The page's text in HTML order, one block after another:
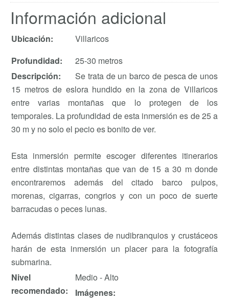
Información adicional
Ubicación:
Villaricos
Profundidad:
25-30 metros
Descripción:
Se trata de un barco de pesca de unos
15 metros de eslora hundido en la zona de Villaricos
entre varias montañas que lo protegen de los
temporales. La profundidad de esta inmersión es de 25 a
30 m y no solo el pecio es bonito de ver.
Esta inmersión permite escoger diferentes itinerarios
entre distintas montañas que van de 15 a 30 m donde
encontraremos además del citado barco pulpos,
morenas, cigarras, congrios y con un poco de suerte
barracudas o peces lunas.
Además distintas clases de nudibranquios y crustáceos
harán de esta inmersión un placer para la fotografía
submarina.
Nivel
recomendado:
Medio - Alto
Imágenes: